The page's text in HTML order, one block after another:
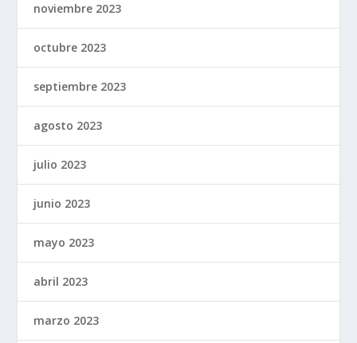
noviembre 2023
octubre 2023
septiembre 2023
agosto 2023
julio 2023
junio 2023
mayo 2023
abril 2023
marzo 2023